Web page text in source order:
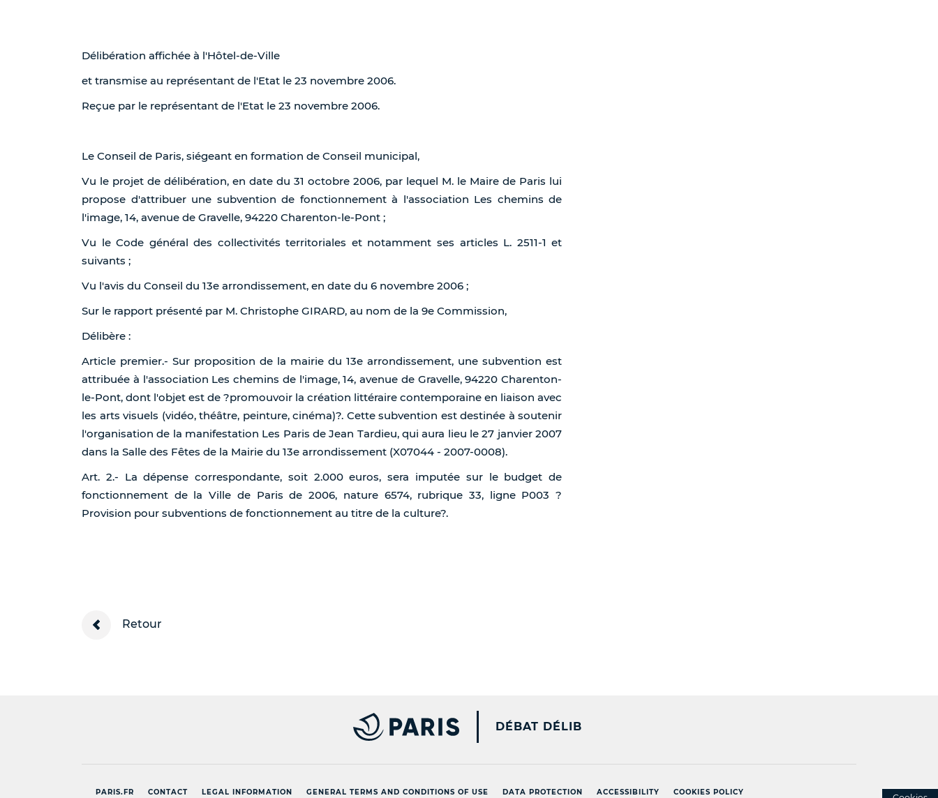
Délibération affichée à l'Hôtel-de-Ville
et transmise au représentant de l'Etat le 23 novembre 2006.
Reçue par le représentant de l'Etat le 23 novembre 2006.
Le Conseil de Paris, siégeant en formation de Conseil municipal,
Vu le projet de délibération, en date du 31 octobre 2006, par lequel M. le Maire de Paris lui
propose d'attribuer une subvention de fonctionnement à l'association Les chemins de
l'image, 14, avenue de Gravelle, 94220 Charenton-le-Pont ;
Vu le Code général des collectivités territoriales et notamment ses articles L. 2511-1 et
suivants ;
Vu l'avis du Conseil du 13e arrondissement, en date du 6 novembre 2006 ;
Sur le rapport présenté par M. Christophe GIRARD, au nom de la 9e Commission,
Délibère :
Article premier.- Sur proposition de la mairie du 13e arrondissement, une subvention est
attribuée à l'association Les chemins de l'image, 14, avenue de Gravelle, 94220 Charenton-
le-Pont, dont l'objet est de ?promouvoir la création littéraire contemporaine en liaison avec
les arts visuels (vidéo, théâtre, peinture, cinéma)?. Cette subvention est destinée à soutenir
l'organisation de la manifestation Les Paris de Jean Tardieu, qui aura lieu le 27 janvier 2007
dans la Salle des Fêtes de la Mairie du 13e arrondissement (X07044 - 2007-0008).
Art. 2.- La dépense correspondante, soit 2.000 euros, sera imputée sur le budget de
fonctionnement de la Ville de Paris de 2006, nature 6574, rubrique 33, ligne P003 ?
Provision pour subventions de fonctionnement au titre de la culture?.
Retour
PARIS.FR [NEW WINDOW]
DÉBAT DÉLIB
PARIS.FR CONTACT LEGAL INFORMATION GENERAL TERMS AND CONDITIONS OF USE DATA PROTECTION ACCESSIBILITY COOKIES POLICY